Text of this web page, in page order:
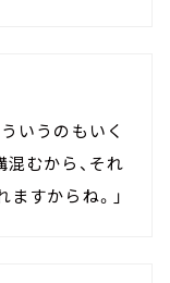
いうのもいく
むから、それ
すからね。」